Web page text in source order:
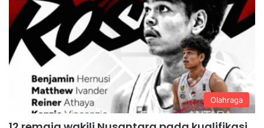
Olahraga